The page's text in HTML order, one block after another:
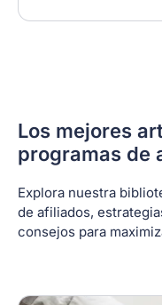
Los mejores
programas de
Explora nuestra
de afiliados,
consejos para